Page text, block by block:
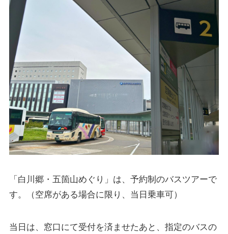
「白川郷・五箇山めぐり」は、予約制のバスツアーで
す。（空席がある場合に限り、当日乗車可）
当日は、窓口にて受付を済ませたあと、指定のバスの